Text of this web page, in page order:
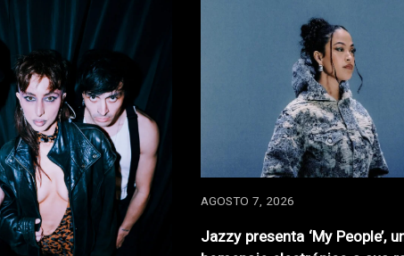
AGOSTO 7, 2026
Jazzy presenta ‘My People’,